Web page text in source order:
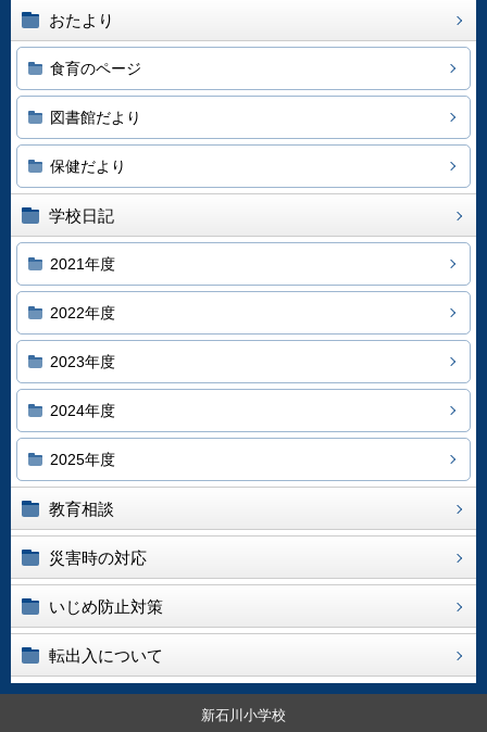
おたより
食育のページ
図書館だより
保健だより
学校日記
2021年度
2022年度
2023年度
2024年度
2025年度
教育相談
災害時の対応
いじめ防止対策
転出入について
新石川小学校